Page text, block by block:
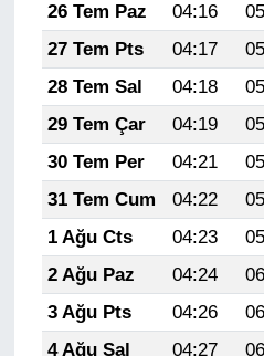
26 Tem Paz
04:16
27 Tem Pts
04:17
28 Tem Sal
04:18
29 Tem Çar
04:19
30 Tem Per
04:21
31 Tem Cum
04:22
1 Ağu Cts
04:23
2 Ağu Paz
04:24
3 Ağu Pts
04:26
4 Ağu Sal
04:27